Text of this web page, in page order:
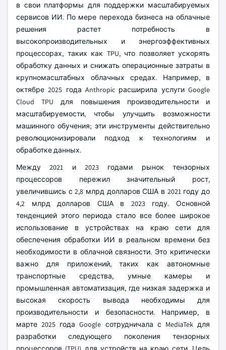
в свои платформы для поддержки масштабируемых
сервисов ИИ. По мере перехода бизнеса на облачные
решения растет потребность в
высокопроизводительных и энергоэффективных
процессорах, таких как TPU, что позволяет ускорять
обработку данных и снижать операционные затраты в
крупномасштабных облачных средах. Например, в
октябре 2025 года Anthropic расширила услуги Google
Cloud TPU для повышения производительности и
масштабируемости, чтобы улучшить возможности
машинного обучения; эти инструменты действительно
революционизировали подход к технологиям и
обработке данных.
Между 2021 и 2023 годами рынок тензорных
процессоров пережил значительный рост,
увеличившись с 2,8 млрд долларов США в 2021 году до
4,2 млрд долларов США в 2023 году. Основной
тенденцией этого периода стало все более широкое
использование в устройствах на краю сети для
обеспечения обработки ИИ в реальном времени без
необходимости в облачной связности. Это критически
важно для приложений, таких как автономные
транспортные средства, умные камеры и
промышленная автоматизация, где низкая задержка и
высокая скорость вывода необходимы для
производительности и безопасности. Например, в
марте 2025 года Google сотрудничала с MediaTek для
разработки следующего поколения тензорных